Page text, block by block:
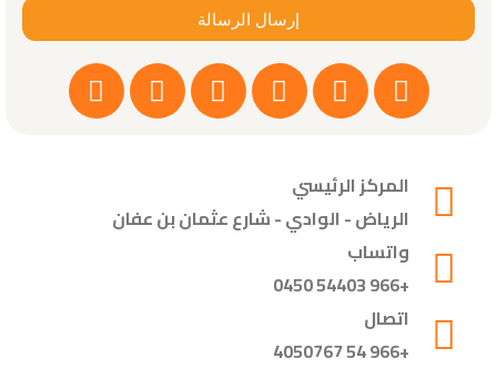
إرسال الرسالة
المركز الرئيسي
الرياض - الوادي - شارع عثمان بن عفان
واتساب
+966 54403 0450
اتصال
+966 54 4050767